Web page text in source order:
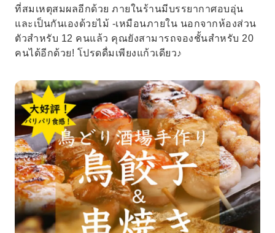
ที่สมเหตุสมผลอีกด้วย ภายในร้านมีบรรยากาศอบอุ่น
และเป็นกันเองด้วยไม้ -เหมือนภายใน นอกจากห้องส่วน
ตัวสำหรับ 12 คนแล้ว คุณยังสามารถจองชั้นสำหรับ 20
คนได้อีกด้วย! โปรดดื่มเพียงแก้วเดียว♪